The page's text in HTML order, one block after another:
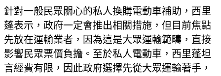
針對一般民眾關心的私人換購電動車補助，西里
蓬表示，政府一定會推出相關措施，但目前焦點
先放在運輸業者，因為這是大眾運輸範疇，直接
影響民眾票價負擔。至於私人電動車，西里蓬坦
言經費有限，因此政府選擇先從大眾運輸著手，